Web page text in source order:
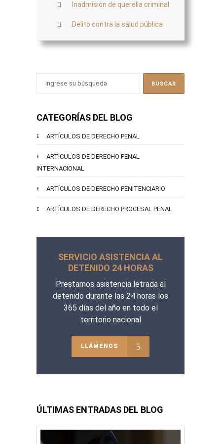
Inadmisión de querella criminal
Delito contra la salud pública
CATEGORÍAS DEL BLOG
ARTÍCULOS DE DERECHO PENAL
ARTÍCULOS DE DERECHO PENAL
INTERNACIONAL
ARTÍCULOS DE DERECHO PENITENCIARIO
ARTÍCULOS DE DERECHO PROCESAL PENAL
SERVICIO ASISTENCIA AL
DETENIDO 24 HORAS
Prestamos asistencia letrada al
detenido durante las 24 horas los
365 días del año en todo el
territorio nacional
LLÁMENOS
ÚLTIMAS ENTRADAS DEL BLOG